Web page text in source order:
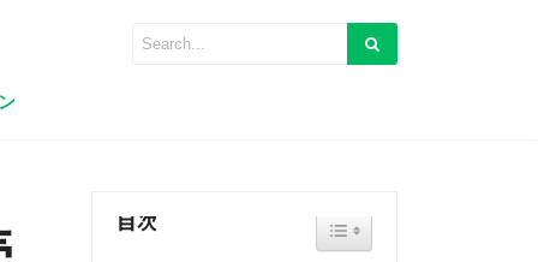
目次 TOGGLE TABLE OF